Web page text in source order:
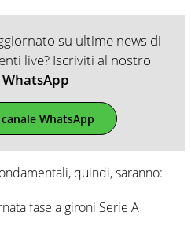
su ultime news di
live? Iscriviti al nostro
WhatsApp
WhatsApp
quindi, saranno:
fase a gironi Serie A